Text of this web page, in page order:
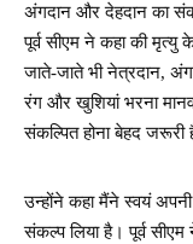
अंगदान और देहदान का
पूर्व सीएम ने कहा की मृत्यु
जाते-जाते भी नेत्रदान,
रंग और खुशियां भरना
संकल्पित होना बेहद जरूरी
उन्होंने कहा मैंने स्वयं
संकल्प लिया है। पूर्व सीएम